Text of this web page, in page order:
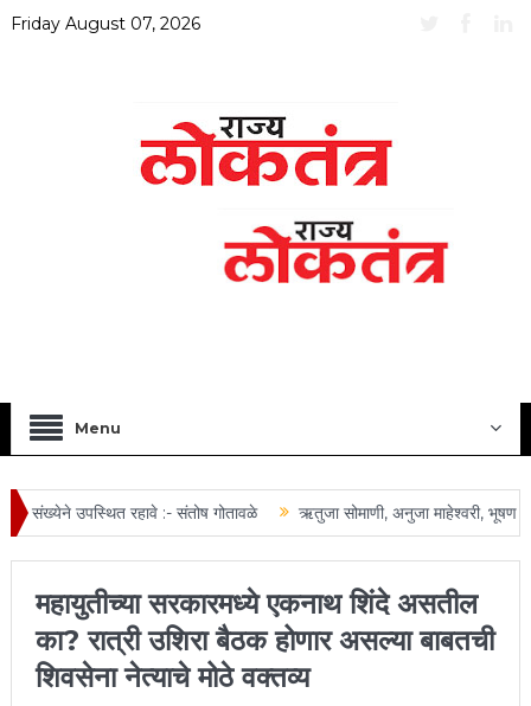
Friday August 07, 2026
Menu
संख्येने उपस्थित रहावे :- संतोष गोतावळे ऋतुजा सोमाणी, अनुजा माहेश्वरी, भूषण
जिल्हा प्रमुख न्यायाधीश महेंद्र के महाजन
महायुतीच्या सरकारमध्ये एकनाथ शिंदे असतील
का? रात्री उशिरा बैठक होणार असल्या बाबतची
शिवसेना नेत्याचे मोठे वक्तव्य